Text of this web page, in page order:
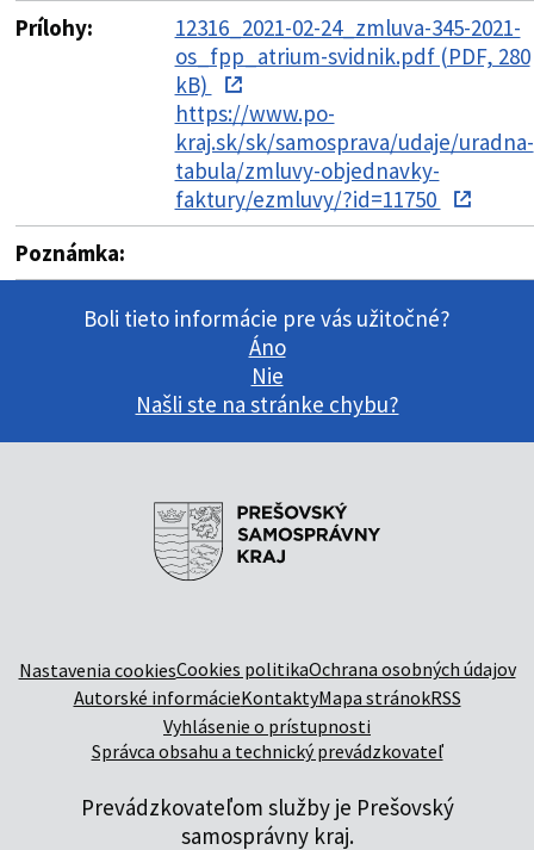
Prílohy:
12316_2021-02-24_zmluva-345-2021-
os_fpp_atrium-svidnik.pdf (PDF, 280
kB)
https://www.po-
kraj.sk/sk/samosprava/udaje/uradna-
tabula/zmluvy-objednavky-
faktury/ezmluvy/?id=11750
Poznámka:
Boli tieto informácie pre vás užitočné?
Áno
Nie
Našli ste na stránke chybu?
Nastavenia cookiesCookies politikaOchrana osobných údajov
Autorské informácieKontaktyMapa stránokRSS
Vyhlásenie o prístupnosti
Správca obsahu a technický prevádzkovateľ
Prevádzkovateľom služby je Prešovský
samosprávny kraj.